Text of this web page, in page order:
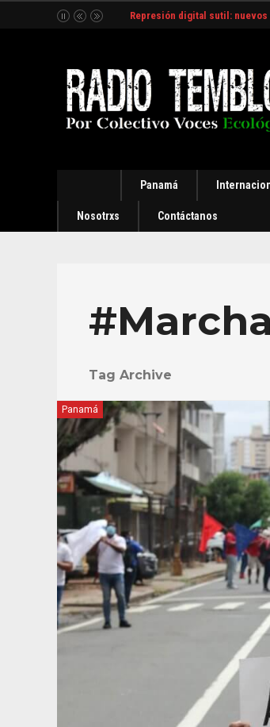
Represión digital sutil:
Panamá
Nosotrxs Contáctanos
#Marcha
Tag Archive
Panamá